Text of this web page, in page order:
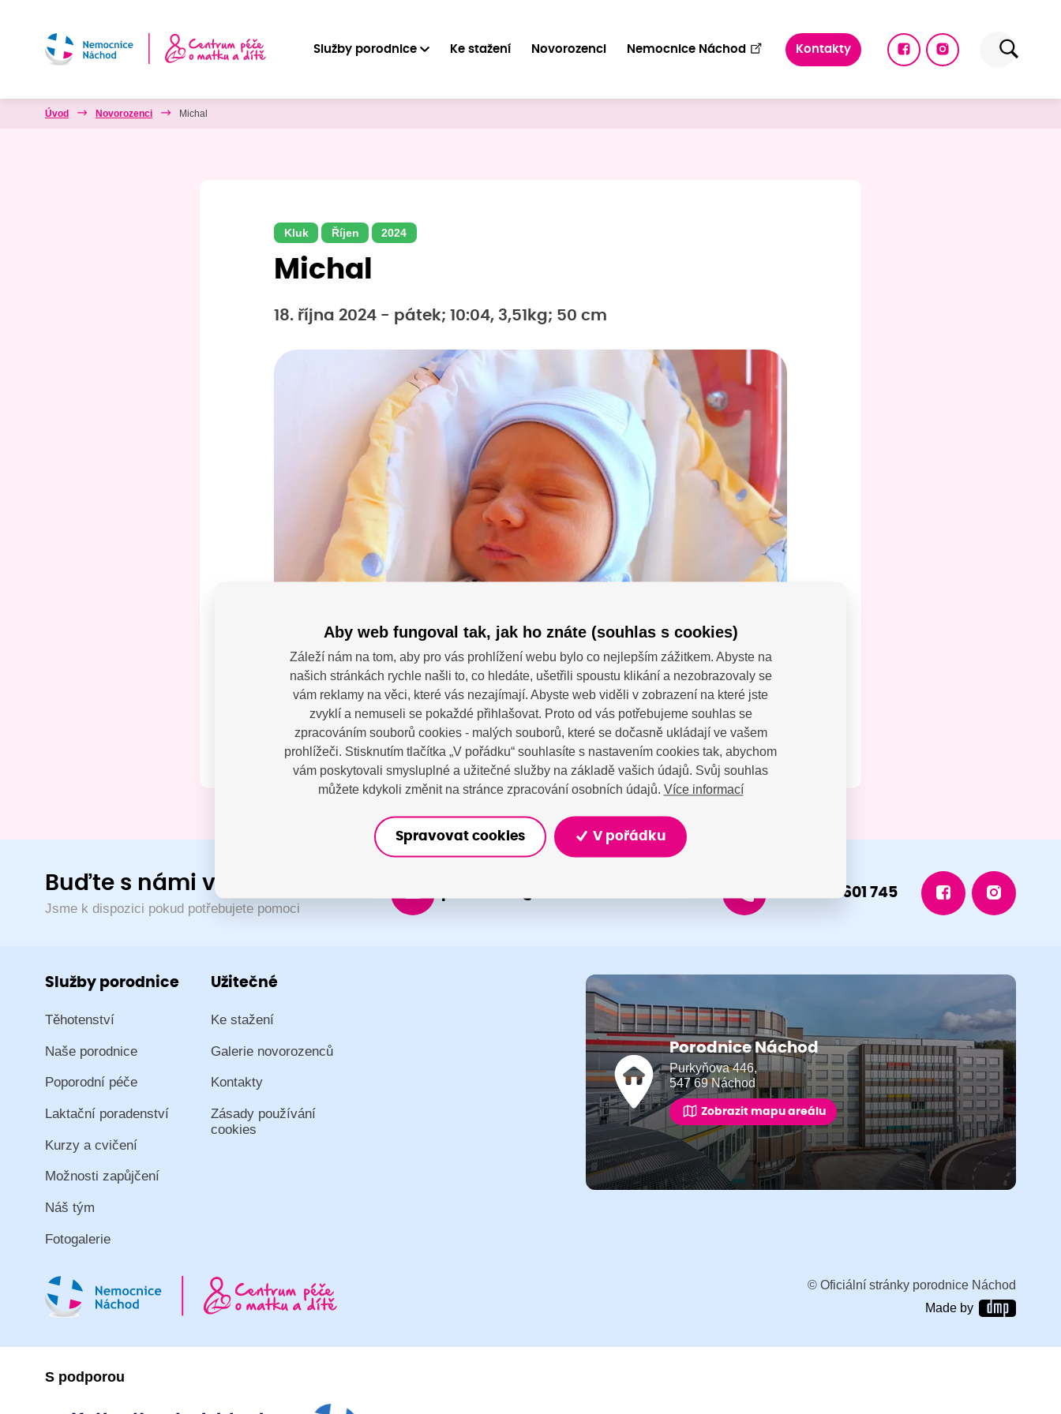
Služby porodnice Ke stažení Novorozenci Nemocnice Náchod Kontakty
Úvod Novorozenci Michal
Kluk Říjen 2024
Michal
18. října 2024 - pátek; 10:04, 3,51kg; 50 cm
Máte dotazy?
Kontaktujte nás
SDÍLEJTE:
Buďte s námi v kontaktu
Jsme k dispozici pokud potřebujete pomoci
+420 491 601 745
Služby porodnice
Těhotenství
Naše porodnice
Poporodní péče
Laktační poradenství
Kurzy a cvičení
Možnosti zapůjčení
Náš tým
Fotogalerie
Užitečné
Ke stažení
Galerie novorozenců
Kontakty
Zásady používání
cookies
Porodnice Náchod
Purkyňova 446,
547 69 Náchod
Zobrazit mapu areálu
© Oficiální stránky porodnice Náchod
Made by
S podporou
Aby web fungoval tak, jak ho znáte (souhlas s cookies)
Záleží nám na tom, aby pro vás prohlížení webu bylo co nejlepším zážitkem. Abyste na
našich stránkách rychle našli to, co hledáte, ušetřili spoustu klikání a nezobrazovaly se
vám reklamy na věci, které vás nezajímají. Abyste web viděli v zobrazení na které jste
zvyklí a nemuseli se pokaždé přihlašovat. Proto od vás potřebujeme souhlas se
zpracováním souborů cookies - malých souborů, které se dočasně ukládají ve vašem
prohlížeči. Stisknutím tlačítka „V pořádku“ souhlasíte s nastavením cookies tak, abychom
vám poskytovali smysluplné a užitečné služby na základě vašich údajů. Svůj souhlas
můžete kdykoli změnit na stránce zpracování osobních údajů. Více informací
Spravovat cookies V pořádku